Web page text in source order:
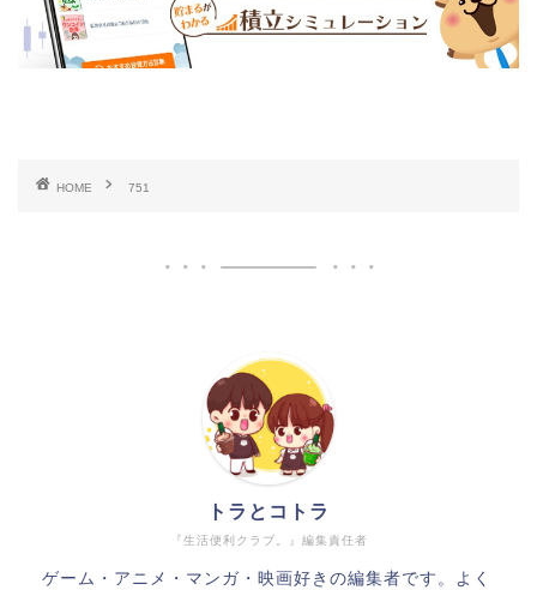
HOME 751
『生活便利クラブ。』編集責任者
トラとコトラ
ゲーム・アニメ・マンガ・映画好きの編集者です。よく